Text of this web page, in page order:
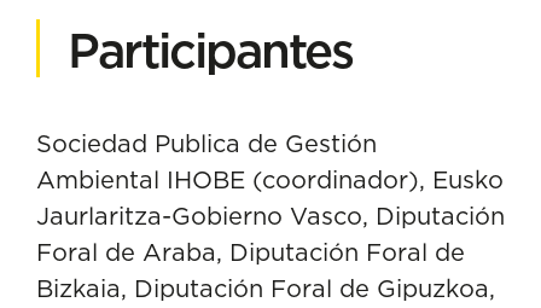
Participantes
Sociedad Publica de Gestión
Ambiental IHOBE (coordinador), Eusko
Jaurlaritza-Gobierno Vasco, Diputación
Foral de Araba, Diputación Foral de
Bizkaia, Diputación Foral de Gipuzkoa,